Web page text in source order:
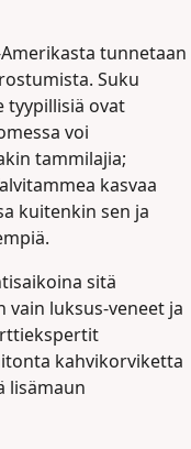
tunnetaan
Suku
tyypillisiä ovat
voi
tammilajia;
kasvaa
kuitenkin sen ja
sitä
luksus-veneet ja
kahvikorviketta
lisämaun